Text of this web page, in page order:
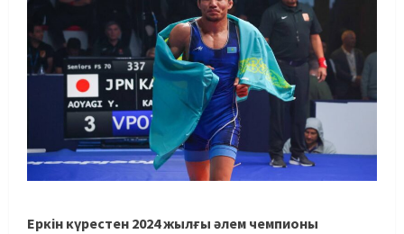
Еркін күрестен 2024 жылғы әлем чемпионы